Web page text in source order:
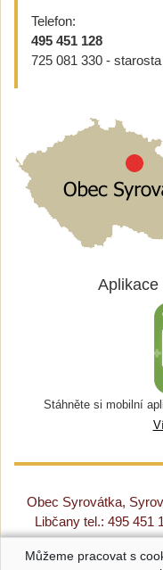
Telefon:
495 451 128
725 081 330 - starosta
Aplikace
Stáhněte si mobilní
Obec Syrovátka,
Libčany tel.: 495 451
Prohlášení o
Můžeme pracovat s